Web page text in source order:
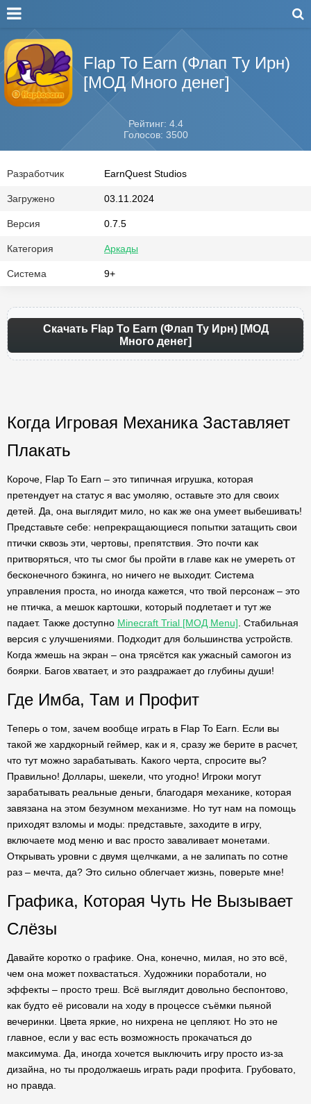
Flap To Earn (Флап Ту Ирн)
[МОД Много денег]
Рейтинг: 4.4
Голосов: 3500
Разработчик EarnQuest Studios
Загружено 03.11.2024
Версия 0.7.5
Категория Аркады
Система 9+
Скачать Flap To Earn (Флап Ту Ирн) [МОД
Много денег]
Когда Игровая Механика Заставляет
Плакать
Короче, Flap To Earn – это типичная игрушка, которая
претендует на статус я вас умоляю, оставьте это для своих
детей. Да, она выглядит мило, но как же она умеет выбешивать!
Представьте себе: непрекращающиеся попытки затащить свои
птички сквозь эти, чертовы, препятствия. Это почти как
притворяться, что ты смог бы пройти в главе как не умереть от
бесконечного бэкинга, но ничего не выходит. Система
управления проста, но иногда кажется, что твой персонаж – это
не птичка, а мешок картошки, который подлетает и тут же
падает. Также доступно Minecraft Trial [МОД Menu] . Стабильная
версия с улучшениями. Подходит для большинства устройств.
Когда жмешь на экран – она трясётся как ужасный самогон из
боярки. Багов хватает, и это раздражает до глубины души!
Где Имба, Там и Профит
Теперь о том, зачем вообще играть в Flap To Earn. Если вы
такой же хардкорный геймер, как и я, сразу же берите в расчет,
что тут можно зарабатывать. Какого черта, спросите вы?
Правильно! Доллары, шекели, что угодно! Игроки могут
зарабатывать реальные деньги, благодаря механике, которая
завязана на этом безумном механизме. Но тут нам на помощь
приходят взломы и моды: представьте, заходите в игру,
включаете мод меню и вас просто заваливает монетами.
Открывать уровни с двумя щелчками, а не залипать по сотне
раз – мечта, да? Это сильно облегчает жизнь, поверьте мне!
Графика, Которая Чуть Не Вызывает
Слёзы
Давайте коротко о графике. Она, конечно, милая, но это всё,
чем она может похвастаться. Художники поработали, но
эффекты – просто треш. Всё выглядит довольно беспонтово,
как будто её рисовали на ходу в процессе съёмки пьяной
вечеринки. Цвета яркие, но нихрена не цепляют. Но это не
главное, если у вас есть возможность прокачаться до
максимума. Да, иногда хочется выключить игру просто из-за
дизайна, но ты продолжаешь играть ради профита. Грубовато,
но правда.